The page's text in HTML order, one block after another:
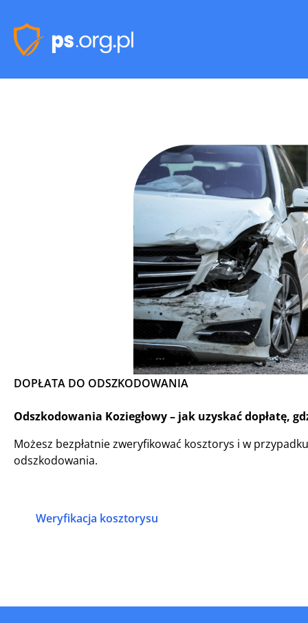
DOPŁATA DO ODSZKODOWANIA
Odszkodowania Koziegłowy – jak uzyskać dopłatę,
Możesz bezpłatnie zweryfikować kosztorys i w
odszkodowania.
Weryfikacja kosztorysu